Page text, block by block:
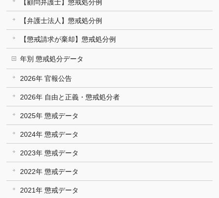
【顧問弁護士】懲戒処分例
【弁護士法人】懲戒処分例
【懲戒請求が棄却】懲戒処分例
年別 懲戒処分データ
2026年 官報公告
2026年 自由と正義・懲戒処分者
2025年 懲戒データ
2024年 懲戒データ
2023年 懲戒データ
2022年 懲戒データ
2021年 懲戒データ